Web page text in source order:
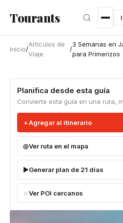
Tourants
Inicio/
Artículos de
Viaje
/
3 Semanas en
para Primerizos
Planifica desde esta guía
Convierte esta guía en una ruta,
Agregar al itinerario
Ver ruta en el mapa
Generar plan de 21 días
Ver POI cercanos